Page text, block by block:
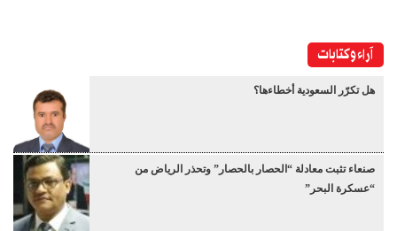
آراء وكتابات
هل تكرّر السعودية أخطاءها؟
صنعاء تثبت معادلة “الحصار بالحصار” وتحذر الرياض من
“عسكرة البحر”